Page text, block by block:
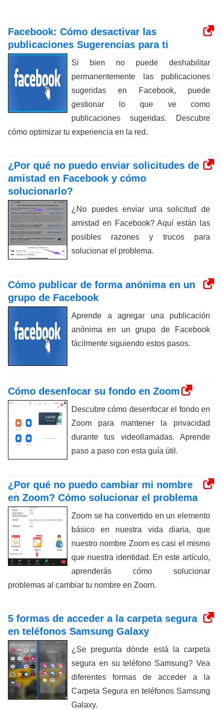
Facebook: Cómo desactivar las
publicaciones Sugerencias para ti
Si bien no puede deshabilitar
permanentemente las publicaciones
sugeridas en Facebook, puede
gestionar lo que ve como
publicaciones sugeridas. Descubre
cómo optimizar tu experiencia en la red.
¿Por qué no puedo enviar solicitudes de
amistad en Facebook y cómo
solucionarlo?
¿No puedes enviar una solicitud de
amistad en Facebook? Aquí están las
posibles razones y trucos para
solucionar el problema.
Cómo publicar de forma anónima en un
grupo de Facebook
Aprende a agregar una publicación
anónima en un grupo de Facebook
fácilmente siguiendo estos pasos.
Cómo desenfocar su fondo en Zoom
Descubre cómo desenfocar el fondo en
Zoom para mantener la privacidad
durante tus videollamadas. Aprende
paso a paso con esta guía útil.
¿Por qué no puedo cambiar mi nombre
en Zoom? Cómo solucionar el problema
Zoom se ha convertido en un elemento
básico en nuestra vida diaria, que
nuestro nombre Zoom es casi el mismo
que nuestra identidad. En este artículo,
aprenderás cómo solucionar
problemas al cambiar tu nombre en Zoom.
5 formas de acceder a la carpeta segura
en teléfonos Samsung Galaxy
¿Se pregunta dónde está la carpeta
segura en su teléfono Samsung? Vea
diferentes formas de acceder a la
Carpeta Segura en teléfonos Samsung
Galaxy.